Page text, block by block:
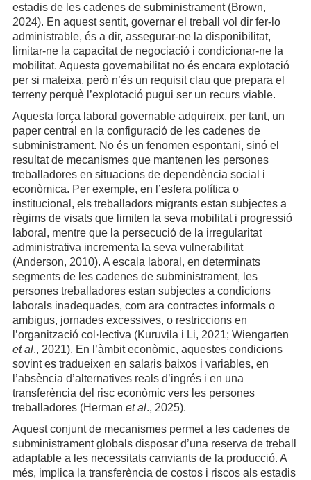
estadis de les cadenes de subministrament (Brown,
2024). En aquest sentit, governar el treball vol dir fer-lo
administrable, és a dir, assegurar-ne la disponibilitat,
limitar-ne la capacitat de negociació i condicionar-ne la
mobilitat. Aquesta governabilitat no és encara explotació
per si mateixa, però n’és un requisit clau que prepara el
terreny perquè l’explotació pugui ser un recurs viable.
Aquesta força laboral governable adquireix, per tant, un
paper central en la configuració de les cadenes de
subministrament. No és un fenomen espontani, sinó el
resultat de mecanismes que mantenen les persones
treballadores en situacions de dependència social i
econòmica. Per exemple, en l’esfera política o
institucional, els treballadors migrants estan subjectes a
règims de visats que limiten la seva mobilitat i progressió
laboral, mentre que la persecució de la irregularitat
administrativa incrementa la seva vulnerabilitat
(Anderson, 2010). A escala laboral, en determinats
segments de les cadenes de subministrament, les
persones treballadores estan subjectes a condicions
laborals inadequades, com ara contractes informals o
ambigus, jornades excessives, o restriccions en
l’organització col·lectiva (Kuruvila i Li, 2021; Wiengarten
et al., 2021). En l’àmbit econòmic, aquestes condicions
sovint es tradueixen en salaris baixos i variables, en
l’absència d’alternatives reals d’ingrés i en una
transferència del risc econòmic vers les persones
treballadores (Herman et al., 2025).
Aquest conjunt de mecanismes permet a les cadenes de
subministrament globals disposar d’una reserva de treball
adaptable a les necessitats canviants de la producció. A
més, implica la transferència de costos i riscos als estadis